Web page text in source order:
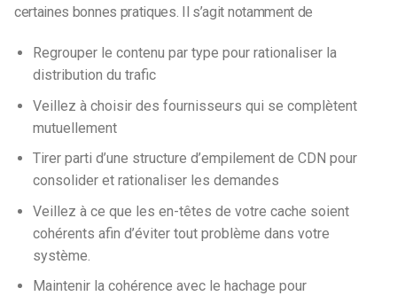
certaines bonnes pratiques. Il s’agit notamment de
Regrouper le contenu par type pour rationaliser la
distribution du trafic
Veillez à choisir des fournisseurs qui se complètent
mutuellement
Tirer parti d’une structure d’empilement de CDN pour
consolider et rationaliser les demandes
Veillez à ce que les en-têtes de votre cache soient
cohérents afin d’éviter tout problème dans votre
système.
Maintenir la cohérence avec le hachage pour